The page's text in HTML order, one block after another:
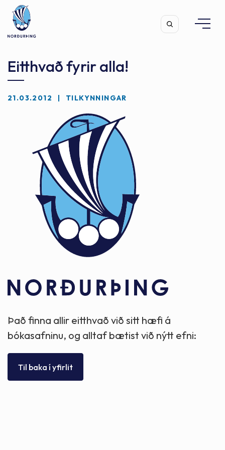
Leita
Eitthvað fyrir alla!
21.03.2012 TILKYNNINGAR
Það finna allir eitthvað við sitt hæfi á
bókasafninu, og alltaf bætist við nýtt efni:
Til baka í yfirlit